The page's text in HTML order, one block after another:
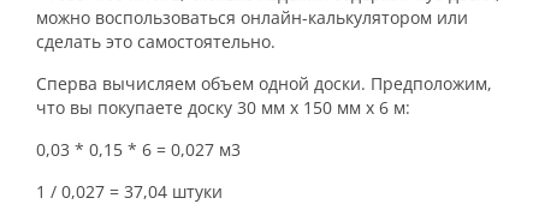
можно воспользоваться онлайн-калькулятором или
сделать это самостоятельно.
Сперва вычисляем объем одной доски. Предположим,
что вы покупаете доску 30 мм х 150 мм х 6 м:
0,03 * 0,15 * 6 = 0,027 м3
1 / 0,027 = 37,04 штуки